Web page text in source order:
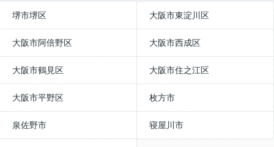
堺市堺区 大阪市東淀川区
大阪市阿倍野区 大阪市西成区
大阪市鶴見区 大阪市住之江区
大阪市平野区 枚方市
泉佐野市 寝屋川市